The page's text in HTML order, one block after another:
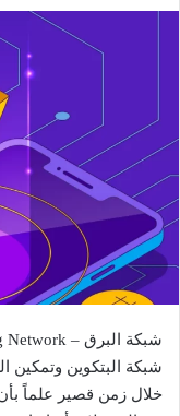
شبكة البتكوين وتمكين
خلال زمن قصير علماً